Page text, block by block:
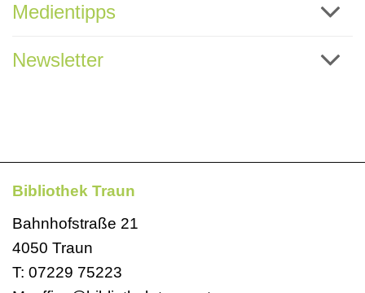
Medientipps
Newsletter
Bibliothek Traun
Bahnhofstraße 21
4050 Traun
T: 07229 75223